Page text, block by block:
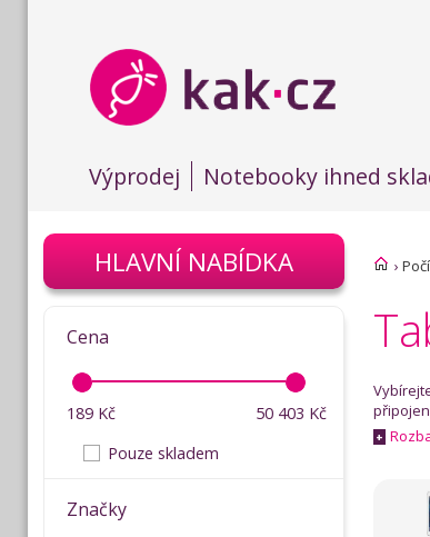
Výprodej Notebooky ihned
›
+
HLAVNÍ NABÍDKA
Cena
189 Kč 50 403 Kč
Pouze skladem
Značky